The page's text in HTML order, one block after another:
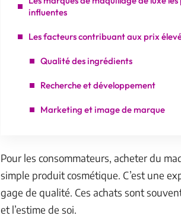
influentes
Les facteurs contribuant aux prix
Qualité des ingrédients
Recherche et développement
Marketing et image de marque
Pour les consommateurs, acheter du
simple produit cosmétique. C’est une
gage de qualité. Ces achats sont
et l’estime de soi.